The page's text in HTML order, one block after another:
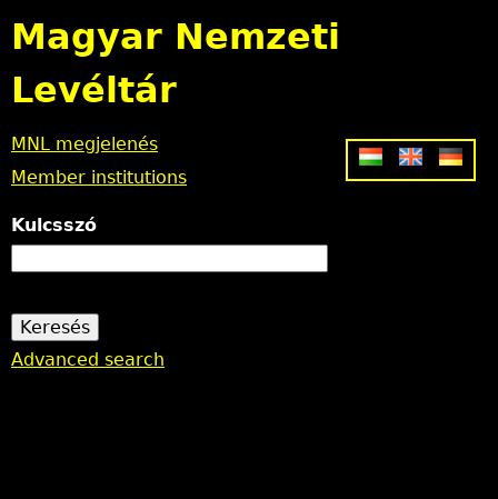
Jump to navigation
Magyar Nemzeti
Levéltár
Kulcsszó
Advanced search
MNL megjelenés
Member institutions